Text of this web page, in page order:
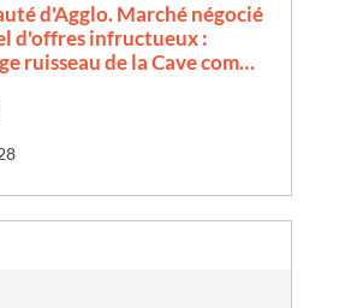
d'Agglo. Marché négocié
d'offres infructueux :
ruisseau de la Cave com…